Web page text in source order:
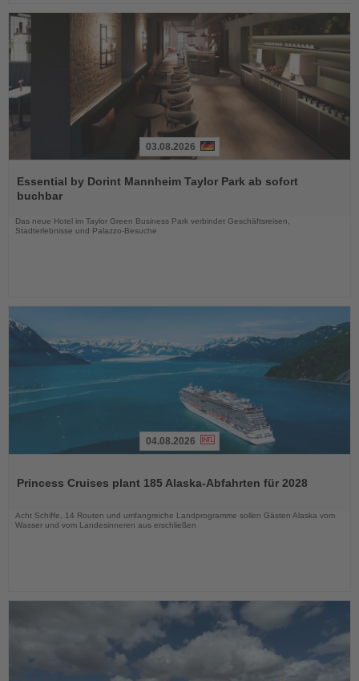
Sie
die
03.08.2026
Essential by Dorint Mannheim Taylor Park ab sofort
buchbar
Das neue Hotel im Taylor Green Business Park verbindet Geschäftsreisen,
Stadterlebnisse und Palazzo-Besuche
die
04.08.2026
Princess Cruises plant 185 Alaska-Abfahrten für 2028
Acht Schiffe, 14 Routen und umfangreiche Landprogramme sollen Gästen Alaska vom
Wasser und vom Landesinneren aus erschließen